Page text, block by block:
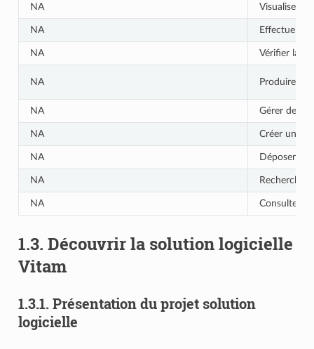
NA Visualiser
NA Effectuer
NA Vérifier la
NA Produire un
NA Gérer des
NA Créer un
NA Déposer un
NA Rechercher
NA Consulter le
1.3. Découvrir la solution logicielle
Vitam
1.3.1. Présentation du projet solution
logicielle